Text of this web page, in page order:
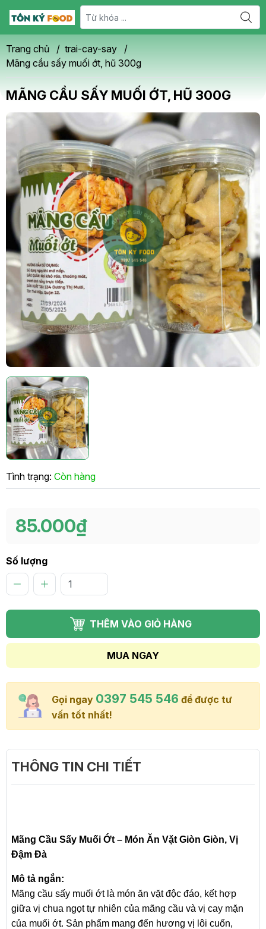
Trang chủ / trai-cay-say
/
Mãng cầu sấy muối ớt, hũ 300g
MÃNG CẦU SẤY MUỐI ỚT, HŨ 300G
Tình trạng: Còn hàng
85.000₫
Số lượng
THÊM VÀO GIỎ HÀNG
MUA NGAY
Gọi ngay 0397 545 546 để được tư
vấn tốt nhất!
THÔNG TIN CHI TIẾT
Mãng Cầu Sấy Muối Ớt – Món Ăn Vặt Giòn Giòn, Vị
Đậm Đà
Mô tả ngắn:
Mãng cầu sấy muối ớt là món ăn vặt độc đáo, kết hợp
giữa vị chua ngọt tự nhiên của mãng cầu và vị cay mặn
của muối ớt. Sản phẩm mang đến hương vị lôi cuốn,